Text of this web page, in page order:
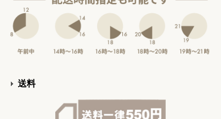
送料